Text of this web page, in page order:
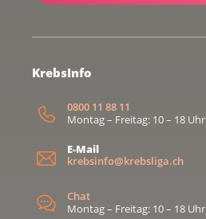
KrebsInfo
0800 11 88 11
Montag – Freitag: 10 – 18 Uhr
E-Mail
krebsinfo@krebsliga.ch
Chat
Montag – Freitag: 10 – 18 Uhr